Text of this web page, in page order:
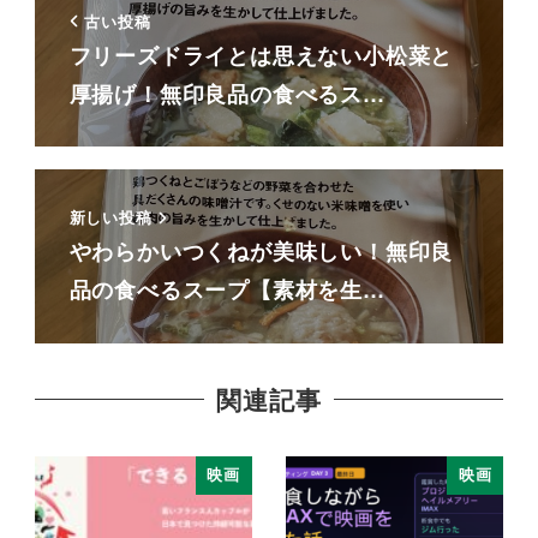
古い投稿
フリーズドライとは思えない小松菜と
厚揚げ！無印良品の食べるス…
新しい投稿
やわらかいつくねが美味しい！無印良
品の食べるスープ【素材を生…
関連記事
映画 映画